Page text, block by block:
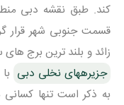
کند. طبق نقشه دبی
قسمت جنوبی شهر قرار
زائد و بلند ترین برج
جزیرههای نخلی دبی
به ذکر است تنها کسانی